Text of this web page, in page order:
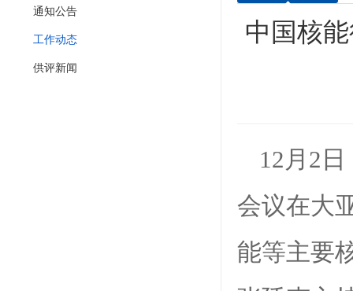
通知公告
工作动态
供评新闻
中国核
12月2
会议在大
能等主要